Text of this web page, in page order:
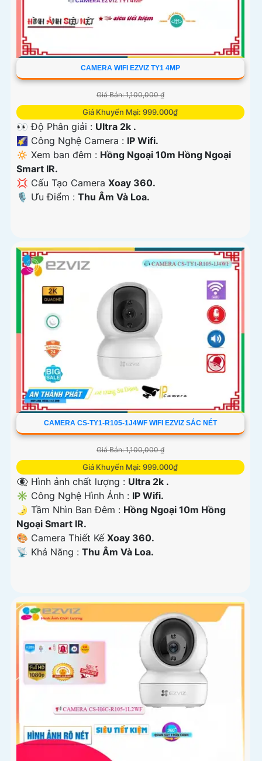
CAMERA WIFI EZVIZ TY1 4MP
Giá Bán: 1,100,000 ₫
Giá Khuyến Mại: 999.000₫
👀 Độ Phân giải : Ultra 2k .
🌠 Công Nghệ Camera : IP Wifi.
🔅 Xem ban đêm : Hồng Ngoại 10m Hồng Ngoại
Smart IR.
💢 Cấu Tạo Camera Xoay 360.
️🎙 Ưu Điểm : Thu Âm Và Loa.
CAMERA CS-TY1-R105-1J4WF WIFI EZVIZ SẮC NÉT
Giá Bán: 1,100,000 ₫
Giá Khuyến Mại: 999.000₫
👁️‍🗨 Hình ảnh chất lượng : Ultra 2k .
✳️ Công Nghệ Hình Ảnh : IP Wifi.
🌛 Tầm Nhìn Ban Đêm : Hồng Ngoại 10m Hồng
Ngoại Smart IR.
🎨 Camera Thiết Kế Xoay 360.
️📡 Khả Năng : Thu Âm Và Loa.